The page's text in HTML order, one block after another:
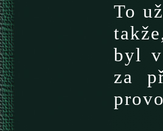
To
byl
za